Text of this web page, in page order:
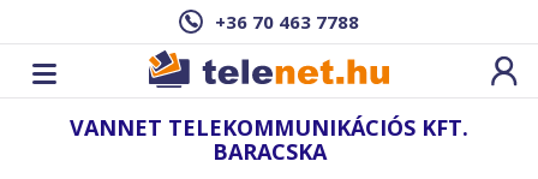
+36 70 463 7788
VANNET TELEKOMMUNIKÁCIÓS KFT.
BARACSKA